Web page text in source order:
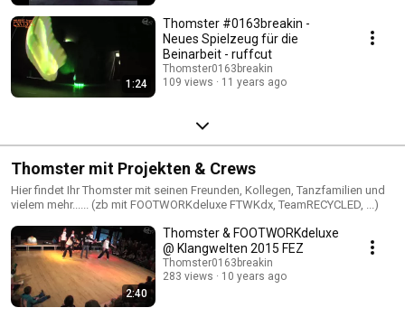
1:24
Thomster #0163breakin -
Neues Spielzeug für die
Beinarbeit - ruffcut
Thomster0163breakin
109 views
11 years ago
Thomster mit Projekten & Crews
Hier findet Ihr Thomster mit seinen Freunden, Kollegen, Tanzfamilien und
vielem mehr...... (zb mit FOOTWORKdeluxe FTWKdx, TeamRECYCLED, ...)
2:40
Thomster & FOOTWORKdeluxe
@ Klangwelten 2015 FEZ
Thomster0163breakin
283 views
10 years ago